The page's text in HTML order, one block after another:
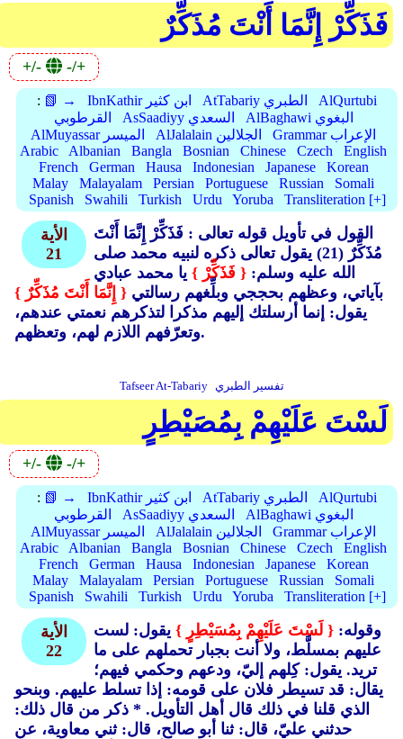
فَذَكِّرْ إِنَّمَا أَنْتَ مُذَكِّرٌ
+/- -/+
: 📗 → IbnKathir ابن كثير AtTabariy الطبري
AlQurtubi
القرطوبي
AsSaadiyy السعدي
AlBaghawi البغوي
AlMuyassar الميسر
AlJalalain الجلالين
Grammar الإعراب
Arabic
Albanian Bangla Bosnian Chinese Czech
English
French
German Hausa Indonesian Japanese
Korean
Malay
Malayalam Persian Portuguese Russian
Somali
Spanish
Swahili Turkish Urdu Yoruba Transliteration [+]
الأية
21
القول في تأويل قوله تعالى : فَذَكِّرْ إِنَّمَا أَنْتَ
مُذَكِّرٌ (21)
يقول تعالى ذكره لنبيه محمد صلى
الله عليه وسلم: { فَذَكِّرْ } يا محمد عبادي
بآياتي، وعظهم بحججي وبلِّغهم رسالتي { إِنَّمَا أَنْتَ مُذَكِّرٌ }
يقول: إنما أرسلتك إليهم مذكرا لتذكرهم نعمتي عندهم،
وتعرّفهم اللازم لهم، وتعظهم.
Tafseer At-Tabariy تفسير الطبري
لَسْتَ عَلَيْهِمْ بِمُصَيْطِرٍ
+/- -/+
: 📗 → IbnKathir ابن كثير AtTabariy الطبري
AlQurtubi
القرطوبي
AsSaadiyy السعدي
AlBaghawi البغوي
AlMuyassar الميسر
AlJalalain الجلالين
Grammar الإعراب
Arabic
Albanian Bangla Bosnian Chinese Czech
English
French
German Hausa Indonesian Japanese
Korean
Malay
Malayalam Persian Portuguese Russian
Somali
Spanish
Swahili Turkish Urdu Yoruba Transliteration [+]
الأية
22
وقوله: { لَسْتَ عَلَيْهِمْ بِمُسَيْطِرٍ } يقول: لست
عليهم بمسلَّط، ولا أنت بجبار تحملهم على ما
تريد. يقول: كِلهم إليّ، ودعهم وحكمي فيهم؛
يقال: قد تسيطر فلان على قومه: إذا تسلط عليهم. وبنحو
الذي قلنا في ذلك قال أهل التأويل. * ذكر من قال ذلك:
حدثني عليّ، قال: ثنا أبو صالح، قال: ثني معاوية، عن